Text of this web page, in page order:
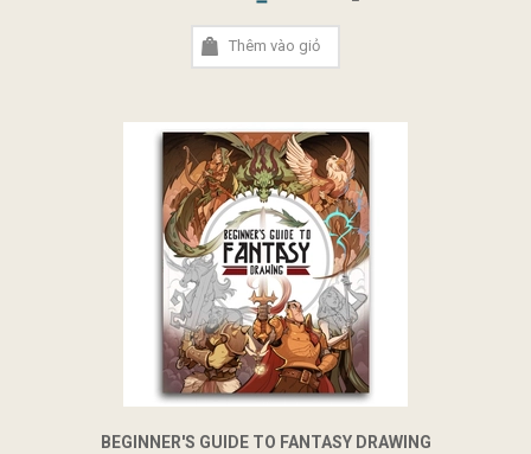
Thêm vào giỏ
BEGINNER'S GUIDE TO FANTASY DRAWING